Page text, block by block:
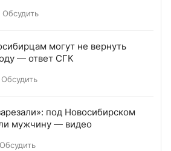
Обсудить
могут не вернуть
— ответ СГК
Обсудить
под Новосибирском
мужчину — видео
Обсудить